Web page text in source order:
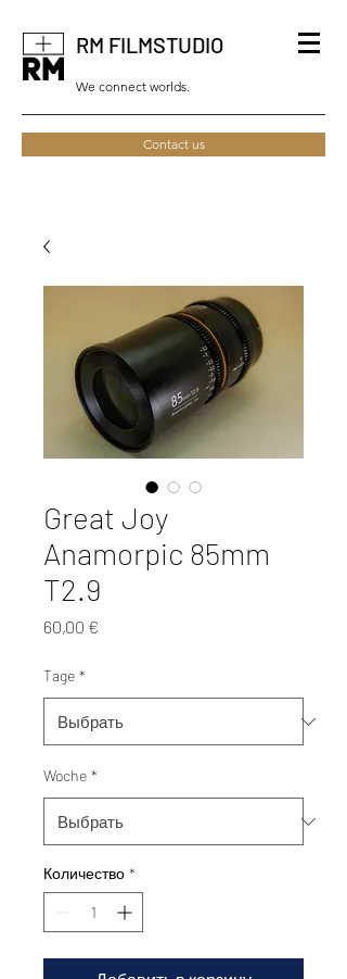
RM FILMSTUDIO
We connect worlds.
Contact us
Great Joy
Anamorpic 85mm
T2.9
60,00 €
Tage *
Woche *
Количество *